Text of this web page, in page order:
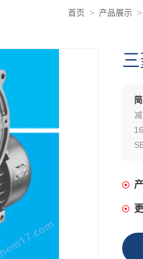
首页 > 产品展示 >
简